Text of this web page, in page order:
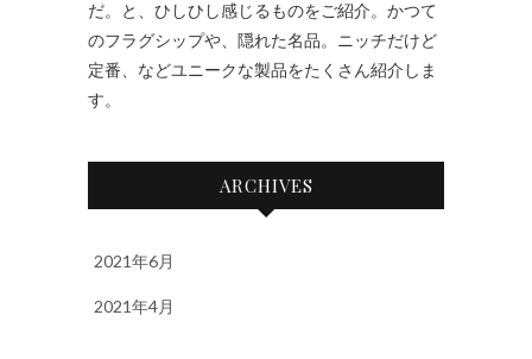
だ。と、ひしひし感じるものをご紹介。かつて
のフラグシップや、隠れた名品。ニッチだけど
定番、などユニークな製品をたくさん紹介しま
す。
ARCHIVES
2021年6月
2021年4月